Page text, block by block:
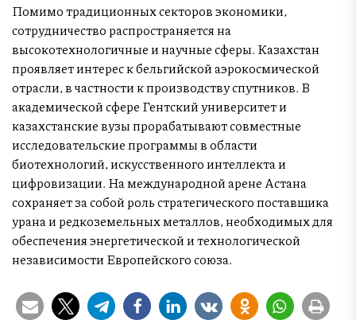
Помимо традиционных секторов экономики,
сотрудничество распространяется на
высокотехнологичные и научные сферы. Казахстан
проявляет интерес к бельгийской аэрокосмической
отрасли, в частности к производству спутников. В
академической сфере Гентский университет и
казахстанские вузы прорабатывают совместные
исследовательские программы в области
биотехнологий, искусственного интеллекта и
цифровизации. На международной арене Астана
сохраняет за собой роль стратегического поставщика
урана и редкоземельных металлов, необходимых для
обеспечения энергетической и технологической
независимости Европейского союза.